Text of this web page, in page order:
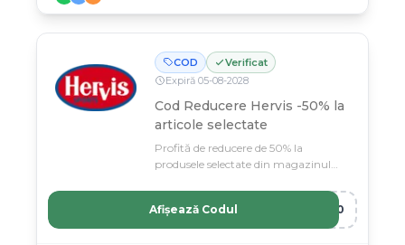
COD
Verificat
Expiră 05-08-2028
Cod Reducere Hervis -50% la
articole selectate
Profită de reducere de 50% la
produsele selectate din magazinul
D50
Afișează Codul